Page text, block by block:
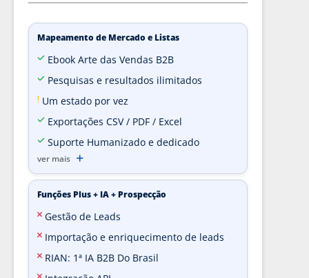
Mapeamento de Mercado e Listas
Ebook Arte das Vendas B2B
Pesquisas e resultados ilimitados
Um estado por vez
Exportações CSV / PDF / Excel
Suporte Humanizado e dedicado
ver mais
Funções Plus + IA + Prospecção
Gestão de Leads
Importação e enriquecimento de leads
RIAN: 1ª IA B2B Do Brasil